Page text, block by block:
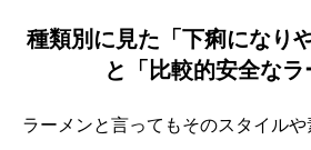
種類別に見た「下痢になり
と「比較的安全なラ
ラーメンと言ってもそのスタイル